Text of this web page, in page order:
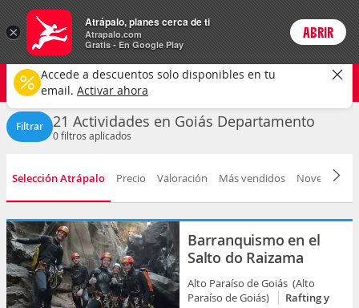
Actividades Login
Goiás
Cualquier tipo Cualquier fecha
CAMBIAR
Filtrar 21 Actividades en Goiás Departamento
0filtros aplicados
Selección Atrápalo Precio Valoración Más vendidos Novedad
Barranquismo en el
Salto do Raizama
Alto Paraíso de Goiás (Alto
Paraíso de Goiás)
Rafting y
×
Atrápalo, planes cerca de ti
Atrapalo.com
Gratis - En Google Play
ABRIR
Accede a descuentos solo disponibles en tu
email. Activar ahora